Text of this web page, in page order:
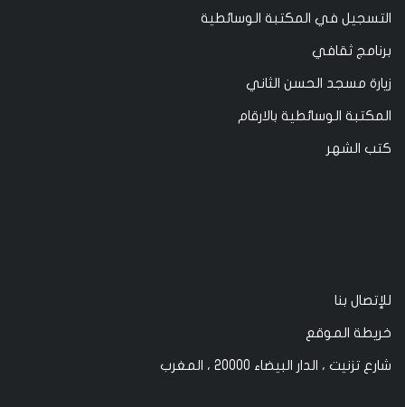
التسجيل في المكتبة الوسائطية
برنامج ثقافي
زيارة مسجد الحسن الثاني
المكتبة الوسائطية بالارقام
كتب الشهر
للإتصال بنا
خريطة الموقع
شارع تزنيت ، الدار البيضاء 20000 ، المغرب